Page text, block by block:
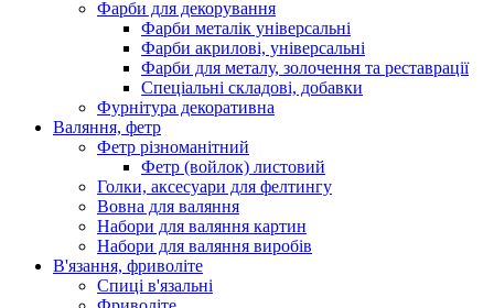
Фарби для декорування
Фарби металік універсальні
Фарби акрилові, універсальні
Фарби для металу, золочення та реставрації
Спеціальні складові, добавки
Фурнітура декоративна
Валяння, фетр
Фетр різноманітний
Фетр (войлок) листовий
Голки, аксесуари для фелтингу
Вовна для валяння
Набори для валяння картин
Набори для валяння виробів
В'язання, фриволіте
Спиці в'язальні